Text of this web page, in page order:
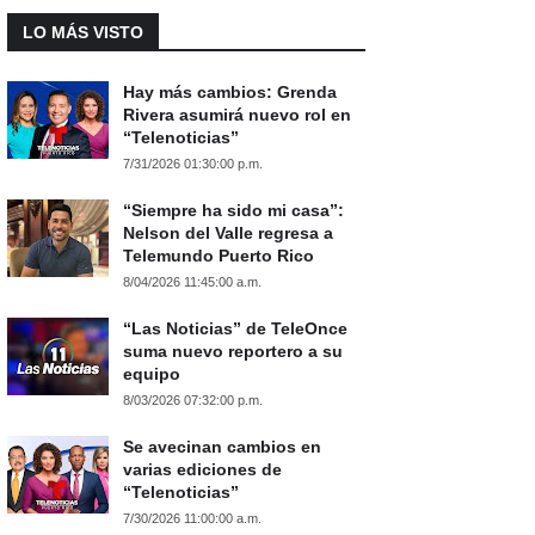
LO MÁS VISTO
Hay más cambios: Grenda
Rivera asumirá nuevo rol en
“Telenoticias”
7/31/2026 01:30:00 p.m.
“Siempre ha sido mi casa”:
Nelson del Valle regresa a
Telemundo Puerto Rico
8/04/2026 11:45:00 a.m.
“Las Noticias” de TeleOnce
suma nuevo reportero a su
equipo
8/03/2026 07:32:00 p.m.
Se avecinan cambios en
varias ediciones de
“Telenoticias”
7/30/2026 11:00:00 a.m.